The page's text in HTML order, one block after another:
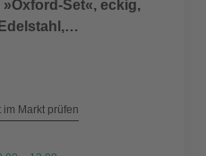
Set«, eckig,
im Markt prüfen